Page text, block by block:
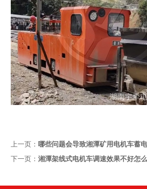
上一页： 哪些问题会导致湘潭矿用电机车蓄
下一页：湘潭架线式电机车调速效果不好怎